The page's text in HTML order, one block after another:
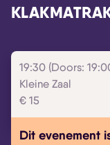
19:30 (Doors:
Kleine Zaal
€ 15
Dit evenement